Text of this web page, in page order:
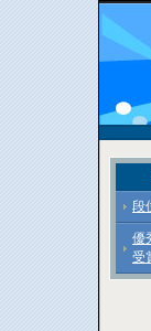
段
優
受